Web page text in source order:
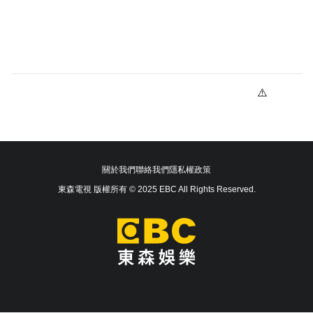
關於我們聯絡我們隱私權政策
東森電視 版權所有 © 2025 EBC All Rights Reserved.